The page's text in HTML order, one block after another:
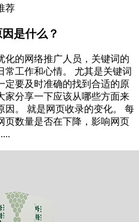
是什么？
化的网络推广人员，关键词的
常工作和心情。 尤其是关键词
定要及时准确的找到合适的原
家分享一下应该从哪些方面来
因。 就是网页收录的变化。 每
页数量是否在下降，影响网页